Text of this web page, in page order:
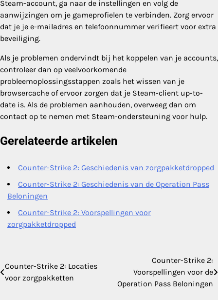
Steam-account, ga naar de instellingen en volg de
aanwijzingen om je gameprofielen te verbinden. Zorg ervoor
dat je je e-mailadres en telefoonnummer verifieert voor extra
beveiliging.
Als je problemen ondervindt bij het koppelen van je accounts,
controleer dan op veelvoorkomende
probleemoplossingsstappen zoals het wissen van je
browsercache of ervoor zorgen dat je Steam-client up-to-
date is. Als de problemen aanhouden, overweeg dan om
contact op te nemen met Steam-ondersteuning voor hulp.
Gerelateerde artikelen
Counter-Strike 2: Geschiedenis van zorgpakketdropped
Counter-Strike 2: Geschiedenis van de Operation Pass
Beloningen
Counter-Strike 2: Voorspellingen voor
zorgpakketdropped
Post
navigation
Counter-Strike 2: Locaties
voor zorgpakketten
Counter-Strike 2:
Voorspellingen voor de
Operation Pass Beloningen